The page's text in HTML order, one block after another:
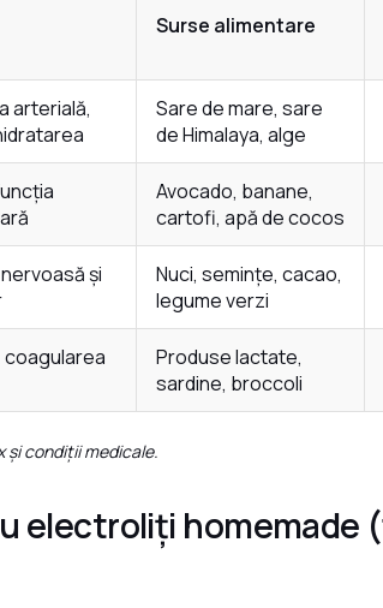
Surse alimentare
arterială,
Sare de mare, sare
de Himalaya, alge
Avocado, banane,
cartofi, apă de cocos
și
Nuci, semințe, cacao,
legume verzi
Produse lactate,
sardine, broccoli
și condiții medicale.
electroliți homemade